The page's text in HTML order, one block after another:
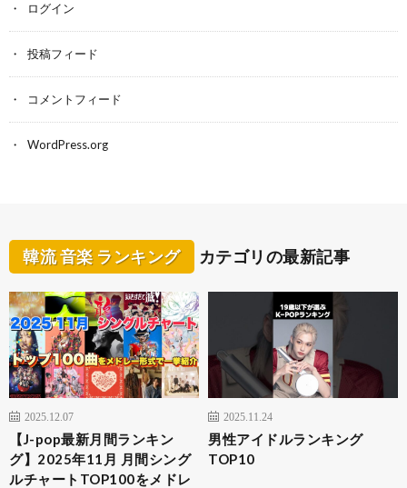
ログイン
投稿フィード
コメントフィード
WordPress.org
韓流 音楽 ランキング カテゴリの最新記事
2025.12.07
【J-pop最新月間ランキン
グ】2025年11月 月間シング
ルチャートTOP100をメドレ
2025.11.24
男性アイドルランキング
TOP10